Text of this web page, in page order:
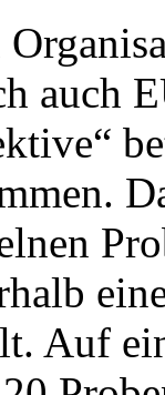
auch
Auf